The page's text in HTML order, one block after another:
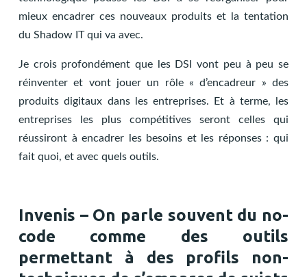
mieux encadrer ces nouveaux produits et la tentation
du Shadow IT qui va avec.
Je crois profondément que les DSI vont peu à peu se
réinventer et vont jouer un rôle « d’encadreur » des
produits digitaux dans les entreprises. Et à terme, les
entreprises les plus compétitives seront celles qui
réussiront à encadrer les besoins et les réponses : qui
fait quoi, et avec quels outils.
Invenis – On parle souvent du no-
code comme des outils
permettant à des profils non-